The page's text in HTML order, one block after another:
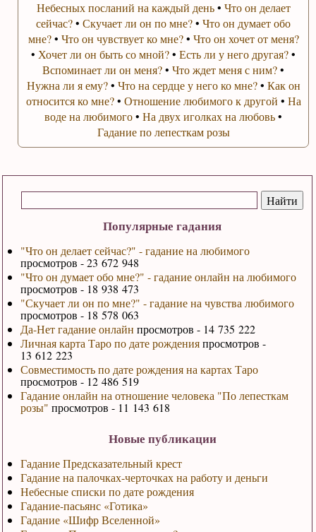
Популярные гадания
"Что он делает сейчас?" - гадание на любимого
просмотров - 23 672 948
"Что он думает обо мне?" - гадание онлайн на любимого
просмотров - 18 938 473
"Скучает ли он по мне?" - гадание на чувства любимого
просмотров - 18 578 063
Да-Нет гадание онлайн просмотров - 14 735 222
Личная карта Таро по дате рожденияпросмотров -
13 612 223
Совместимость по дате рождения на картах Таро
просмотров - 12 486 519
Гадание онлайн на отношение человека "По лепесткам
розы" просмотров - 11 143 618
Новые публикации
Гадание Предсказательный крест
Гадание на палочках-черточках на работу и деньги
Небесные списки по дате рождения
Гадание-пасьянс «Готика»
Гадание «Шифр Вселенной»
Небесных посланий на каждый день• Что он делает
сейчас?•Скучает ли он по мне?•Что он думает обо
мне?• Что он чувствует ко мне?• Что он хочет от меня?
• Хочет ли он быть со мной?•Есть ли у него другая?•
Вспоминает ли он меня?•Что ждет меня с ним?•
Нужна ли я ему?• Что на сердце у него ко мне?• Как он
относится ко мне?• Отношение любимого к другой • На
воде на любимого•На двух иголках на любовь•
Гадание по лепесткам розы